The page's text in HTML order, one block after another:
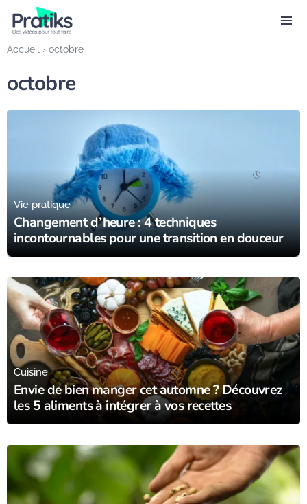
Accueil › octobre
octobre
Changement d’heure : 4 techniques
incontournables pour une transition en douceur
Vie pratique
Envie de bien manger cet automne ? Découvrez
les 5 aliments à intégrer à vos recettes
Cuisine
18/10/23